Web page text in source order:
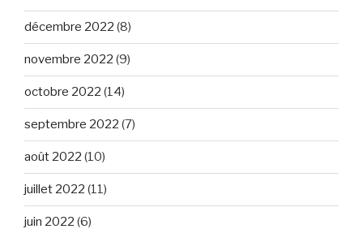
décembre 2022 (8)
novembre 2022 (9)
octobre 2022 (14)
septembre 2022 (7)
août 2022 (10)
juillet 2022 (11)
juin 2022 (6)